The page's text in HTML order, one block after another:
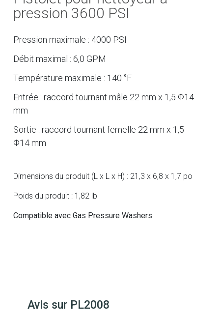
pression 3600 PSI
Pression maximale : 4000 PSI
Débit maximal : 6,0 GPM
Température maximale : 140 °F
Entrée : raccord tournant mâle 22 mm x 1,5 Φ14
mm
Sortie : raccord tournant femelle 22 mm x 1,5
Φ14 mm
Dimensions du produit (L x L x H) : 21,3 x 6,8 x 1,7 po
Poids du produit : 1,82 lb
Compatible avec Gas Pressure Washers
Avis sur PL2008